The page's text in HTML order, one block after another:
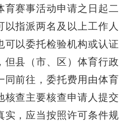
育赛事活动申请之日起二
以指派两名及以上工作人
可以委托检验机构或认证
但县（市、区）体育行政
同前往，委托费用由体育
核查主要核查申请人提交
实，应当按照许可条件规